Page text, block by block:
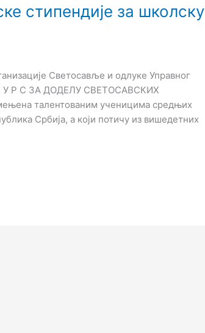
стипендије за школску
Светосавље и одлуке Управног
К У Р С ЗА ДОДЕЛУ СВЕТОСАВСКИХ
талентованим ученицима средњих
Србија, а који потичу из вишедетних